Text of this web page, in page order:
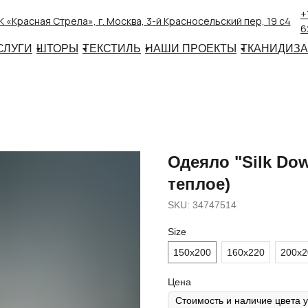
ШТОРЫ ТЕКСТИЛЬ НАШИ ПРОЕКТЫ ТКАНИ
«Красная Стрела», г. Москва, 3-й Красносельский пер, 19 с4
Одеяло "Silk
теплое)
SKU: 34747514
Size
150х200
160х220
Цена